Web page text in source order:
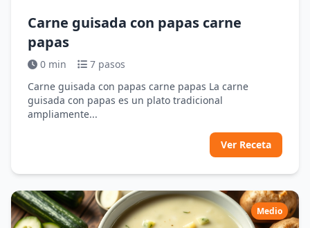
Carne guisada con papas carne
papas
0 min
7 pasos
Carne guisada con papas carne papas La carne
guisada con papas es un plato tradicional
ampliamente...
Ver Receta
Medio